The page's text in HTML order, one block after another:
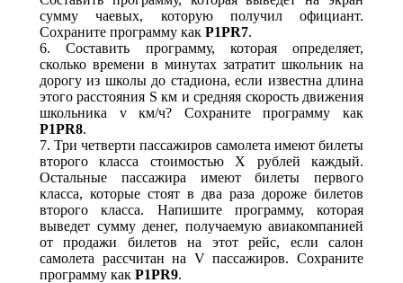
сумму чаевых, которую получил официант.
Сохраните программу как P1PR7.
6. Составить программу, которая определяет,
сколько времени в минутах затратит школьник на
дорогу из школы до стадиона, если известна длина
этого расстояния S км и средняя скорость движения
школьника v км/ч? Сохраните программу как
P1PR8.
7. Три четверти пассажиров самолета имеют билеты
второго класса стоимостью X рублей каждый.
Остальные пассажира имеют билеты первого
класса, которые стоят в два раза дороже билетов
второго класса. Напишите программу, которая
выведет сумму денег, получаемую авиакомпанией
от продажи билетов на этот рейс, если салон
самолета рассчитан на V пассажиров. Сохраните
программу как P1PR9.